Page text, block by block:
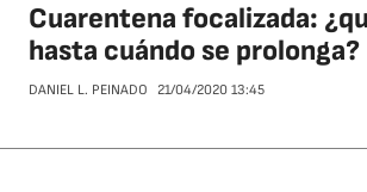
Cuarentena focalizada:
hasta cuándo se prolonga?
DANIEL L. PEINADO 21/04/2020 13:45